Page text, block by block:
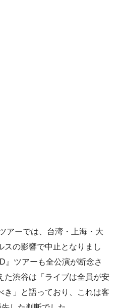
アーでは、台湾・上海・大
スの影響で中止となりまし
』ツアーも全公演が断念さ
た渋谷は「ライブは全員が安
き」と語っており、これは客